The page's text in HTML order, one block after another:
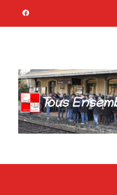
TOUS
POUR
Association Citoyenne